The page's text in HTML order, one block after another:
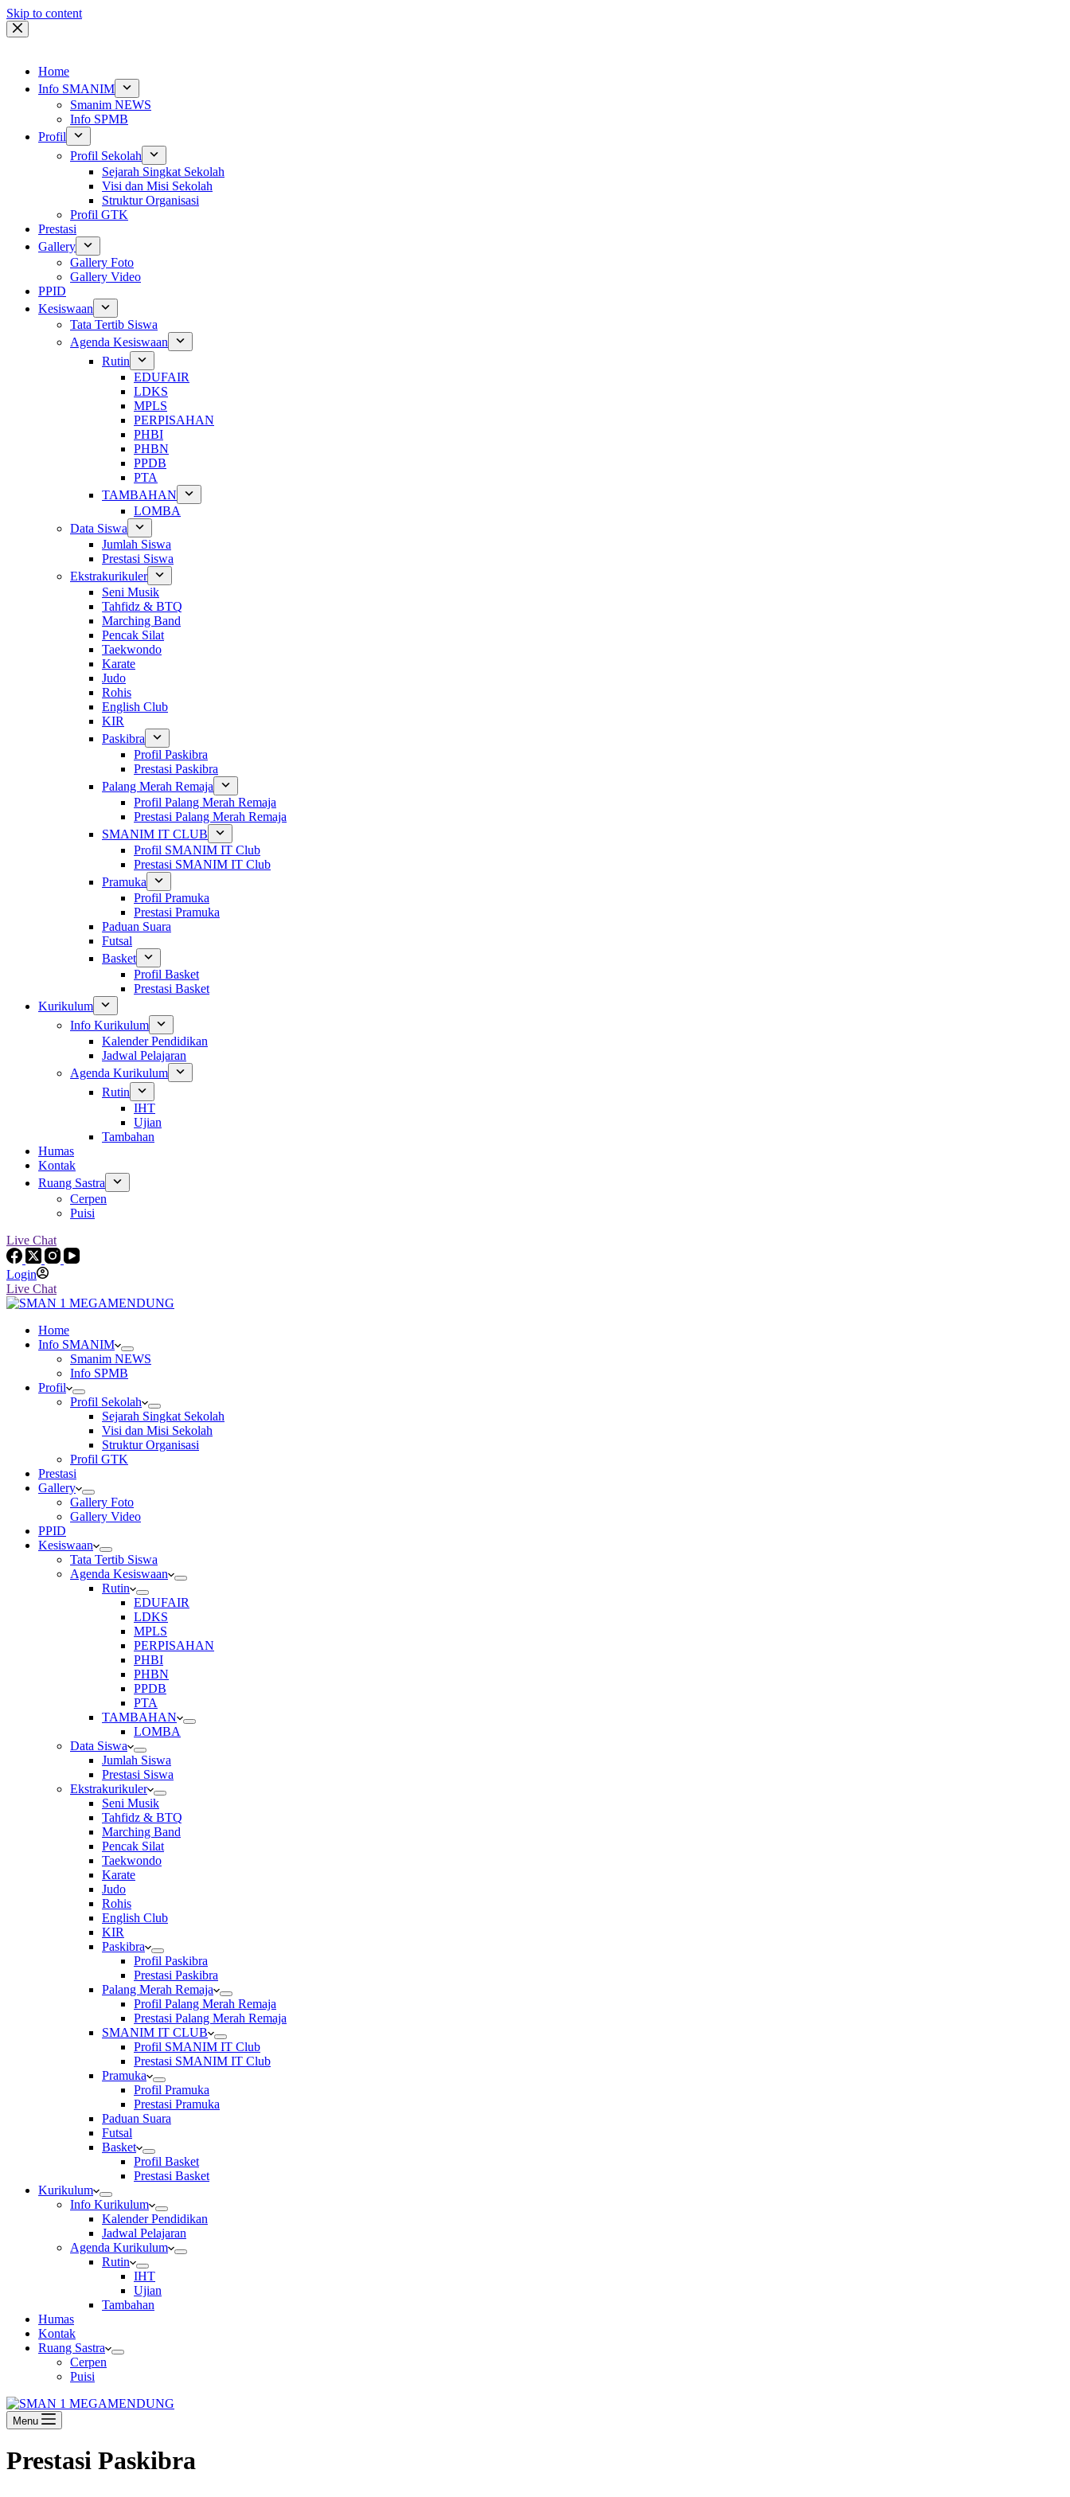
Skip to content
Home
Info SMANIM
Smanim NEWS
Info SPMB
Profil
Profil Sekolah
Sejarah Singkat Sekolah
Visi dan Misi Sekolah
Struktur Organisasi
Profil GTK
Prestasi
Gallery
Gallery Foto
Gallery Video
PPID
Kesiswaan
Tata Tertib Siswa
Agenda Kesiswaan
Rutin
EDUFAIR
LDKS
MPLS
PERPISAHAN
PHBI
PHBN
PPDB
PTA
TAMBAHAN
LOMBA
Data Siswa
Jumlah Siswa
Prestasi Siswa
Ekstrakurikuler
Seni Musik
Tahfidz & BTQ
Marching Band
Pencak Silat
Taekwondo
Karate
Judo
Rohis
English Club
KIR
Paskibra
Profil Paskibra
Prestasi Paskibra
Palang Merah Remaja
Profil Palang Merah Remaja
Prestasi Palang Merah Remaja
SMANIM IT CLUB
Profil SMANIM IT Club
Prestasi SMANIM IT Club
Pramuka
Profil Pramuka
Prestasi Pramuka
Paduan Suara
Futsal
Basket
Profil Basket
Prestasi Basket
Kurikulum
Info Kurikulum
Kalender Pendidikan
Jadwal Pelajaran
Agenda Kurikulum
Rutin
IHT
Ujian
Tambahan
Humas
Kontak
Ruang Sastra
Cerpen
Puisi
Live Chat
Login
Live Chat
Home
Info SMANIM
Smanim NEWS
Info SPMB
Profil
Profil Sekolah
Sejarah Singkat Sekolah
Visi dan Misi Sekolah
Struktur Organisasi
Profil GTK
Prestasi
Gallery
Gallery Foto
Gallery Video
PPID
Kesiswaan
Tata Tertib Siswa
Agenda Kesiswaan
Rutin
EDUFAIR
LDKS
MPLS
PERPISAHAN
PHBI
PHBN
PPDB
PTA
TAMBAHAN
LOMBA
Data Siswa
Jumlah Siswa
Prestasi Siswa
Ekstrakurikuler
Seni Musik
Tahfidz & BTQ
Marching Band
Pencak Silat
Taekwondo
Karate
Judo
Rohis
English Club
KIR
Paskibra
Profil Paskibra
Prestasi Paskibra
Palang Merah Remaja
Profil Palang Merah Remaja
Prestasi Palang Merah Remaja
SMANIM IT CLUB
Profil SMANIM IT Club
Prestasi SMANIM IT Club
Pramuka
Profil Pramuka
Prestasi Pramuka
Paduan Suara
Futsal
Basket
Profil Basket
Prestasi Basket
Kurikulum
Info Kurikulum
Kalender Pendidikan
Jadwal Pelajaran
Agenda Kurikulum
Rutin
IHT
Ujian
Tambahan
Humas
Kontak
Ruang Sastra
Cerpen
Puisi
Menu
Prestasi Paskibra